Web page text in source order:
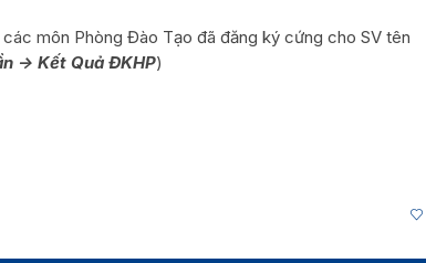
môn Phòng Đào Tạo đã đăng ký cứng cho SV tên
-> Kết Quả ĐKHP)